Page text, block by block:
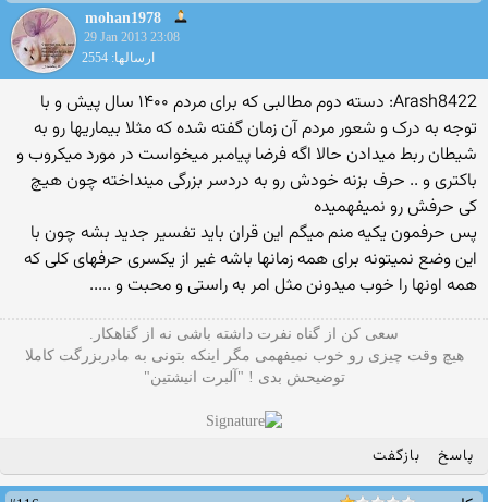
mohan1978
29 Jan 2013 23:08
ارسالها: 2554
Arash8422: دسته دوم مطالبی که برای مردم ۱۴۰۰ سال پیش و با
توجه به درک و شعور مردم آن زمان گفته شده که مثلا بیماریها رو به
شیطان ربط میدادن حالا اگه فرضا پیامبر میخواست در مورد میکروب و
باکتری و .. حرف بزنه خودش رو به دردسر بزرگی مینداخته چون هیچ
کی حرفش رو نمیفهمیده
پس حرفمون یکیه منم میگم این قران باید تفسیر جدید بشه چون با
این وضع نمیتونه برای همه زمانها باشه غیر از یکسری حرفهای کلی که
همه اونها را خوب میدونن مثل امر به راستی و محبت و .....
سعی کن از گناه نفرت داشته باشی نه از گناهکار.
هیچ وقت چیزی رو خوب نمیفهمی مگر اینکه بتونی به مادربزرگت کاملا
توضیحش بدی ! "آلبرت انیشتین"
پاسخ بازگفت